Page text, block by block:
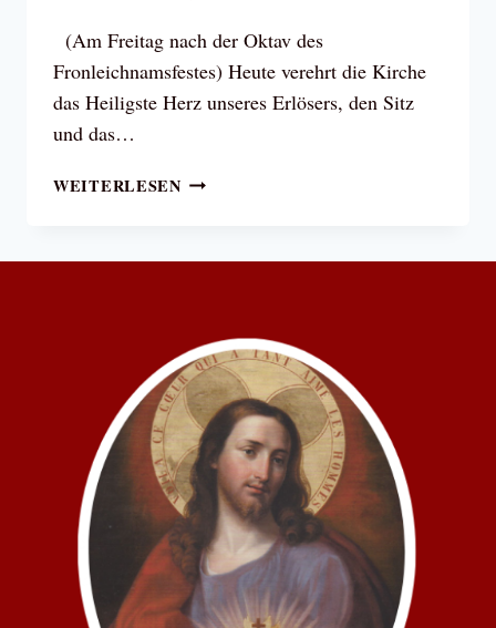
(Am Freitag nach der Oktav des
Fronleichnamsfestes) Heute verehrt die Kirche
das Heiligste Herz unseres Erlösers, den Sitz
und das…
WEITERLESEN23.
FEST
HERZENS
JESU